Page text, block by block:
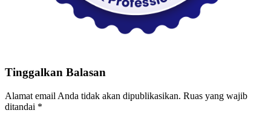
Tinggalkan Balasan
Alamat email Anda tidak akan dipublikasikan. Ruas yang wajib
ditandai *